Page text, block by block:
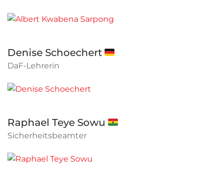
Denise Schoechert 🇩🇪
DaF-Lehrerin
Raphael Teye Sowu 🇬🇭
Sicherheitsbeamter